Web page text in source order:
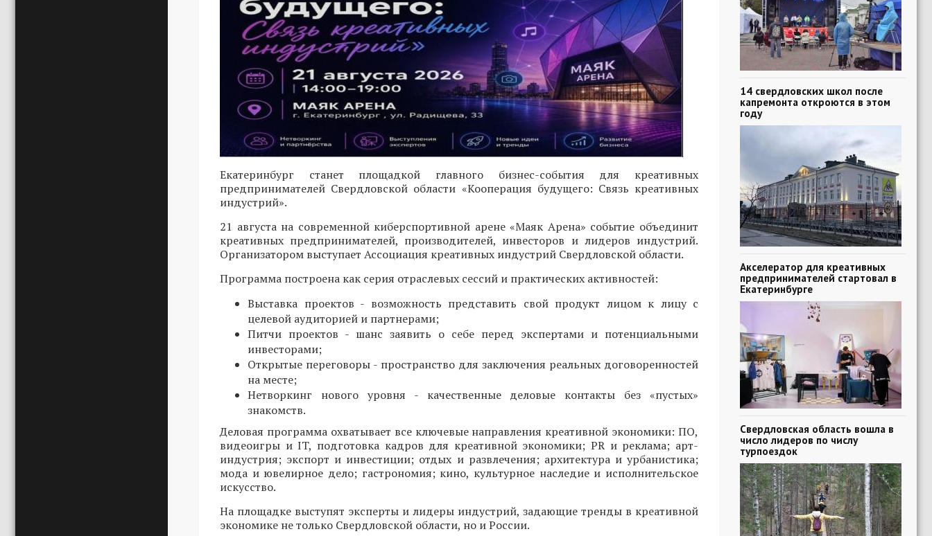
Екатеринбург станет площадкой главного бизнес-события для креативных
предпринимателей Свердловской области «Кооперация будущего: Связь креативных
индустрий».
21 августа на современной киберспортивной арене «Маяк Арена» событие объединит
креативных предпринимателей, производителей, инвесторов и лидеров индустрий.
Организатором выступает Ассоциация креативных индустрий Свердловской области.
Программа построена как серия отраслевых сессий и практических активностей:
Выставка проектов - возможность представить свой продукт лицом к лицу с
целевой аудиторией и партнерами;
Питчи проектов - шанс заявить о себе перед экспертами и потенциальными
инвесторами;
Открытые переговоры - пространство для заключения реальных договоренностей
на месте;
Нетворкинг нового уровня - качественные деловые контакты без «пустых»
знакомств.
Деловая программа охватывает все ключевые направления креативной экономики: ПО,
видеоигры и IT, подготовка кадров для креативной экономики; PR и реклама; арт-
индустрия; экспорт и инвестиции; отдых и развлечения; архитектура и урбанистика;
мода и ювелирное дело; гастрономия; кино, культурное наследие и исполнительское
искусство.
На площадке выступят эксперты и лидеры индустрий, задающие тренды в креативной
экономике не только Свердловской области, но и России.
14 свердловских школ после
капремонта откроются в этом
году
Акселератор для креативных
предпринимателей стартовал в
Екатеринбурге
Свердловская область вошла в
число лидеров по числу
турпоездок